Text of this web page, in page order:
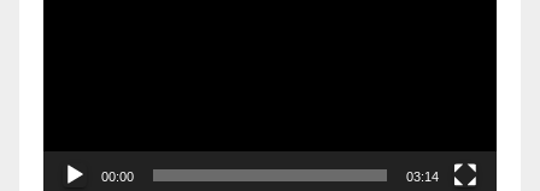
00:00 03:14